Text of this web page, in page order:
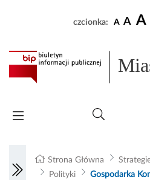
czcionka: A A A
Strona Główna
Polityki
Gospodarka